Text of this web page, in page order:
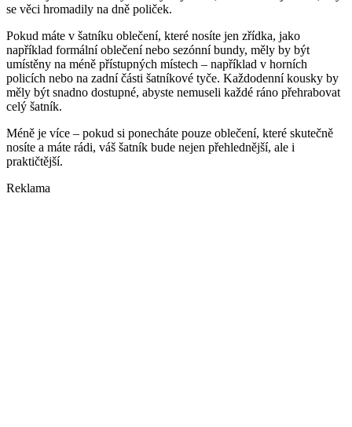
se věci hromadily na dně poliček.
Pokud máte v šatníku oblečení, které nosíte jen zřídka, jako
například formální oblečení nebo sezónní bundy, měly by být
umístěny na méně přístupných místech – například v horních
policích nebo na zadní části šatníkové tyče. Každodenní kousky by
měly být snadno dostupné, abyste nemuseli každé ráno přehrabovat
celý šatník.
Méně je více – pokud si ponecháte pouze oblečení, které skutečně
nosíte a máte rádi, váš šatník bude nejen přehlednější, ale i
praktičtější.
Reklama